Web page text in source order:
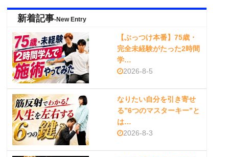
新着記事-New Entry
【ぶっつけ本番】75歳・
完全未経験がたった2時間
学…
2026-8-5
なりたい自分を引き寄せ
る”6つのマスターキー”と
は…
2026-8-3